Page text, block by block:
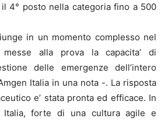
il 4° posto nella categoria fino a 500
in un momento complesso nel
alla prova la capacita’ di
delle emergenze dell’intero
Italia in una nota -. La risposta
e’ stata pronta ed efficace. In
Italia, forte di una cultura agile e